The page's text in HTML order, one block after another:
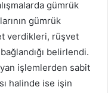
gümrük
gümrük
verdikleri, rüşvet
belirlendi.
işlemlerden sabit
halinde ise işin